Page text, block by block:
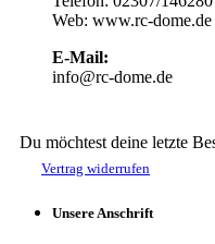
Web: www.rc-dome.de
E-Mail:
info@rc-dome.de
Du möchtest deine letzte
Vertrag widerrufen
Unsere Anschrift